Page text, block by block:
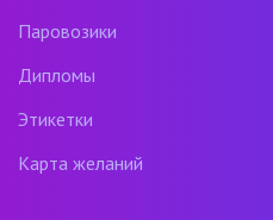
Паровозики
Дипломы
Этикетки
Карта желаний